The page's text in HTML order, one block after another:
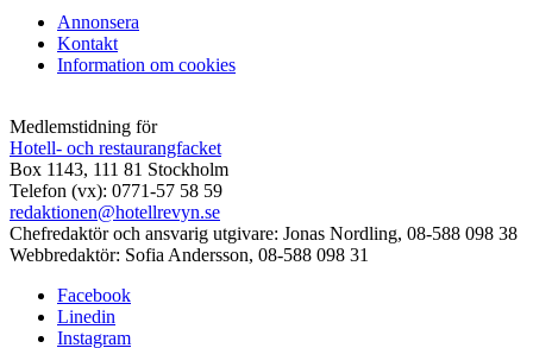
Annonsera
Kontakt
Information om cookies
Medlemstidning för
Hotell- och restaurangfacket
Box 1143, 111 81 Stockholm
Telefon (vx): 0771-57 58 59
redaktionen@hotellrevyn.se
Chefredaktör och ansvarig utgivare: Jonas Nordling, 08-588 098 38
Webbredaktör: Sofia Andersson, 08-588 098 31
Facebook
Linedin
Instagram